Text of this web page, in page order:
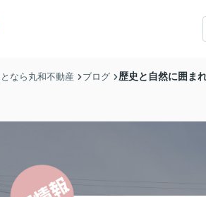
なら丸和不動産 ブログ 歴史と自然に囲ま